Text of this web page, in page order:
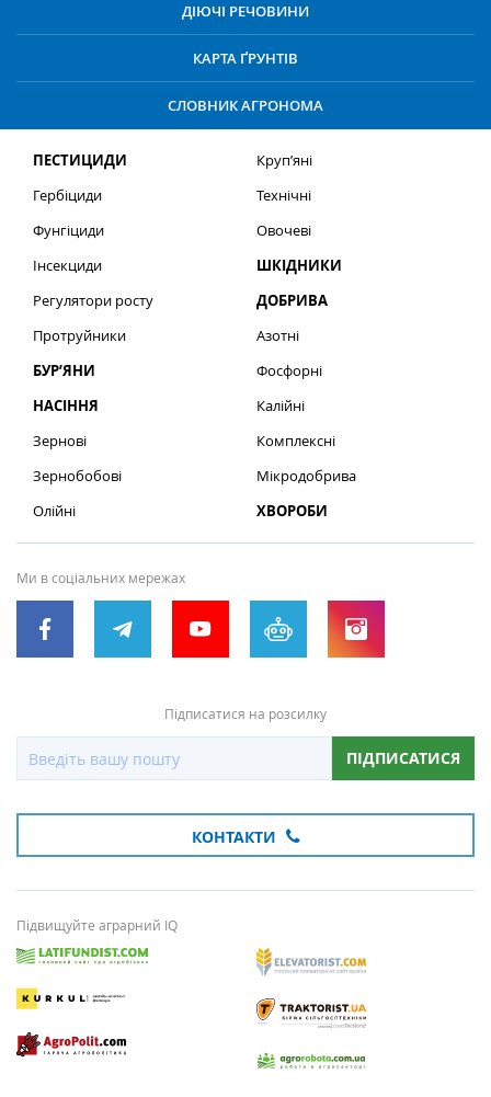
ДІЮЧІ РЕЧОВИНИ
КАРТА ҐРУНТІВ
СЛОВНИК АГРОНОМА
ПЕСТИЦИДИ
Гербіциди
Фунгіциди
Інсекциди
Регулятори росту
Протруйники
БУР’ЯНИ
НАСІННЯ
Зернові
Зернобобові
Олійні
Круп’яні
Технічні
Овочеві
ШКІДНИКИ
ДОБРИВА
Азотні
Фосфорні
Калійні
Комплексні
Мікродобрива
ХВОРОБИ
Ми в соціальних мережах
Підписатися на розсилку
ПІДПИСАТИСЯ
КОНТАКТИ
Підвищуйте аграрний IQ